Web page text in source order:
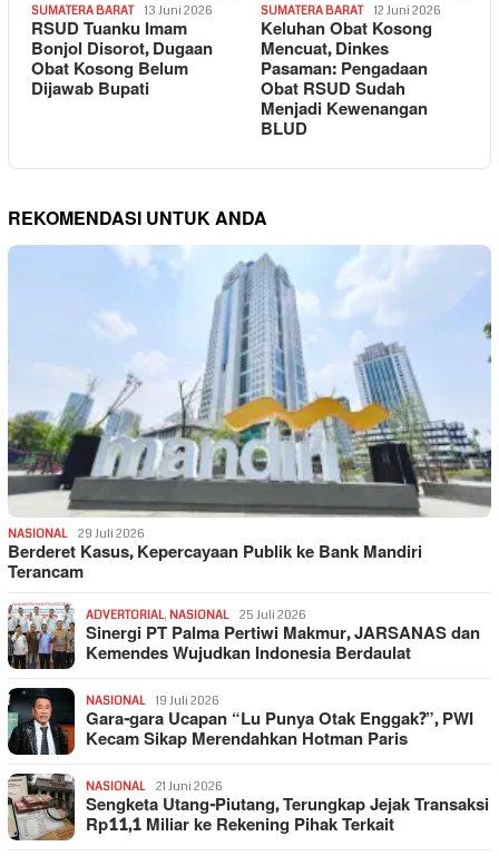
SUMATERA BARAT 13 Juni 2026
RSUD Tuanku Imam
Bonjol Disorot, Dugaan
Obat Kosong Belum
Dijawab Bupati
SUMATERA BARAT 12 Juni 2026
Keluhan Obat Kosong
Mencuat, Dinkes
Pasaman: Pengadaan
Obat RSUD Sudah
Menjadi Kewenangan
BLUD
REKOMENDASI UNTUK ANDA
NASIONAL 29 Juli 2026
Berderet Kasus, Kepercayaan Publik ke Bank Mandiri
Terancam
ADVERTORIAL, NASIONAL 25 Juli 2026
Sinergi PT Palma Pertiwi Makmur, JARSANAS dan
Kemendes Wujudkan Indonesia Berdaulat
NASIONAL 19 Juli 2026
Gara-gara Ucapan “Lu Punya Otak Enggak?”, PWI
Kecam Sikap Merendahkan Hotman Paris
NASIONAL 21 Juni 2026
Sengketa Utang-Piutang, Terungkap Jejak Transaksi
Rp11,1 Miliar ke Rekening Pihak Terkait